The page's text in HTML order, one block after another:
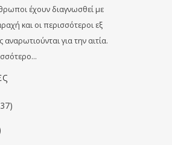
έχουν διαγνωσθεί με
και οι περισσότεροι εξ
για την αιτία.